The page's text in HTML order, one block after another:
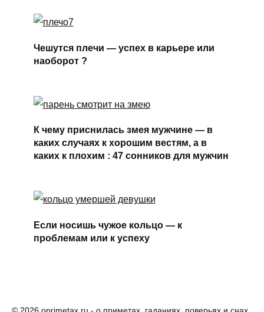
Чешутся плечи — успех в карьере или
наоборот ?
К чему приснилась змея мужчине — в
каких случаях к хорошим вестям, а в
каких к плохим : 47 сонников для мужчин
Если носишь чужое кольцо — к
проблемам или к успеху